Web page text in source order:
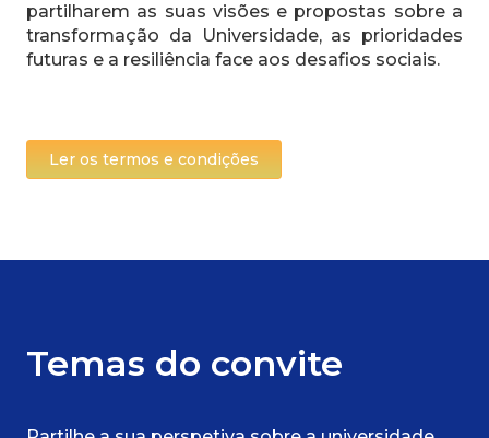
partilharem as suas visões e propostas sobre a
transformação da Universidade, as prioridades
futuras e a resiliência face aos desafios sociais.
Ler os termos e condições
Temas do convite